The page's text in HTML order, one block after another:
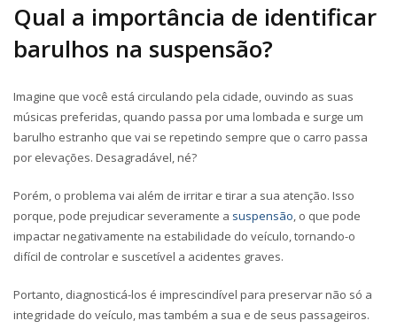
Qual a importância de identificar
barulhos na suspensão?
Imagine que você está circulando pela cidade, ouvindo as suas
músicas preferidas, quando passa por uma lombada e surge um
barulho estranho que vai se repetindo sempre que o carro passa
por elevações. Desagradável, né?
Porém, o problema vai além de irritar e tirar a sua atenção. Isso
porque, pode prejudicar severamente a suspensão, o que pode
impactar negativamente na estabilidade do veículo,tornando-o
difícil de controlar e suscetível a acidentes graves.
Portanto, diagnosticá-los é imprescindível para preservar não só a
integridade do veículo, mas também a sua e de seus passageiros.